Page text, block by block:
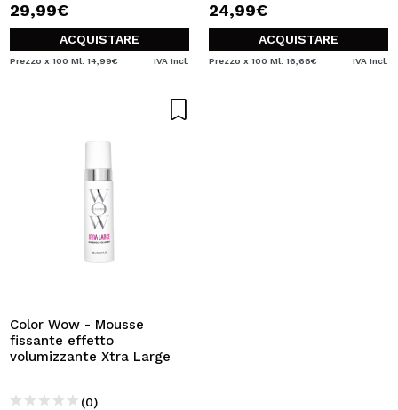
29,99€
ACQUISTARE
Prezzo x 100 Ml: 14,99€ IVA Incl.
24,99€
ACQUISTARE
Prezzo x 100 Ml: 16,66€ IVA Incl.
Color Wow - Mousse
fissante effetto
volumizzante Xtra Large
(0)